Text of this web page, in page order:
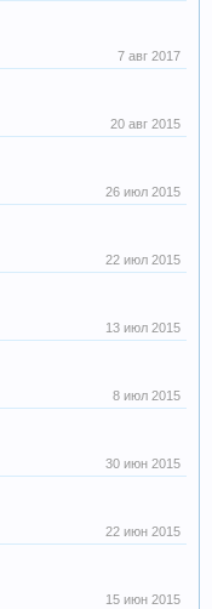
7 авг 2017
20 авг 2015
26 июл 2015
22 июл 2015
13 июл 2015
8 июл 2015
30 июн 2015
22 июн 2015
15 июн 2015